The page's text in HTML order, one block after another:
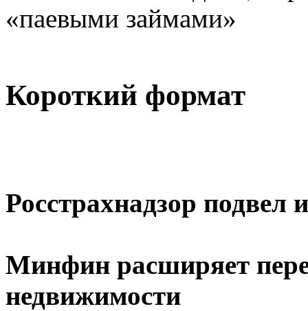
«паевыми займами»
Короткий формат
Росстрахнадзор подвел
Минфин расширяет
недвижимости